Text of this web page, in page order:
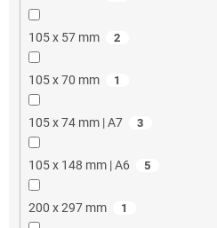
105 x 57 mm 2
105 x 70 mm 1
105 x 74 mm | A7 3
105 x 148 mm | A6 5
200 x 297 mm 1